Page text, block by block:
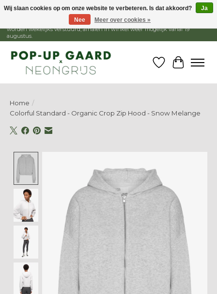
1 - 15 augustus is de winkel gesloten, webshop blijft open. Bestellingen
worden wekelijks verstuurd, afhalen in winkel weer mogelijk vanaf 19
augustus.
Verlanglijst
Home /
Colorful Standard - Organic Crop Zip Hood - Snow Melange
Wij slaan cookies op om onze website te verbeteren. Is dat akkoord?
Ja
Nee
Meer over cookies »